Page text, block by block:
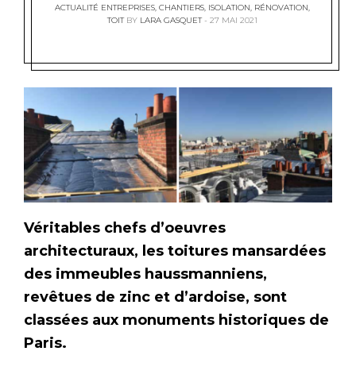
ACTUALITÉ ENTREPRISES, CHANTIERS, ISOLATION, RÉNOVATION,
TOIT BY LARA GASQUET 27 MAI 2021
Véritables chefs d’oeuvres
architecturaux, les toitures mansardées
des immeubles haussmanniens,
revêtues de zinc et d’ardoise, sont
classées aux monuments historiques de
Paris.